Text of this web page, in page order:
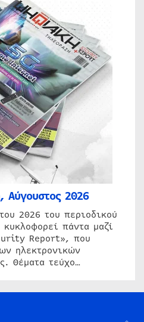
Αύγουστος 2026
2026 του περιοδικού
πάντα μαζί
Report», που
ηλεκτρονικών
Θέματα τεύχο…